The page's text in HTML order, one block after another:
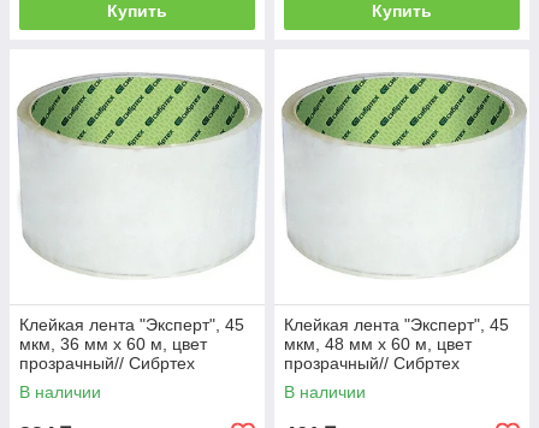
Купить Купить
Клейкая лента "Эксперт", 45
мкм, 36 мм х 60 м, цвет
прозрачный// Сибртех
В наличии
Клейкая лента "Эксперт", 45
мкм, 48 мм х 60 м, цвет
прозрачный// Сибртех
В наличии